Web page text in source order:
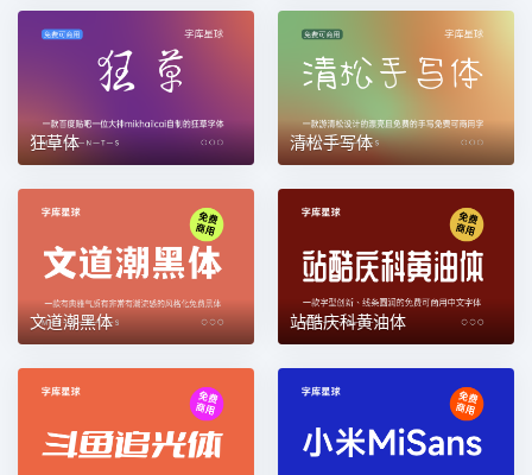
狂草体 清松手写体
文道潮黑体 站酷庆科黄油体